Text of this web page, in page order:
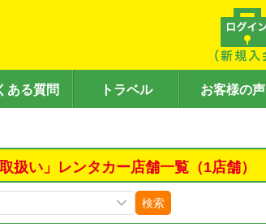
ある質問 トラベル お客様の声
扱い」レンタカー店舗一覧（1店舗）
検索